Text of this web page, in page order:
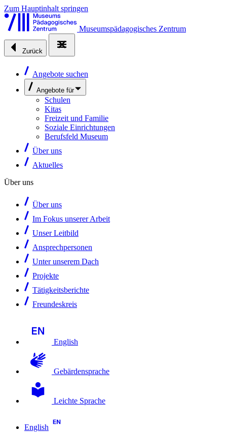
Zum Hauptinhalt springen
Museumspädagogisches Zentrum
Zurück
Angebote suchen
Angebote für
Schulen
Kitas
Freizeit und Familie
Soziale Einrichtungen
Berufsfeld Museum
Über uns
Aktuelles
Über uns
Über uns
Im Fokus unserer Arbeit
Unser Leitbild
Ansprechpersonen
Unter unserem Dach
Projekte
Tätigkeitsberichte
Freundeskreis
English
Gebärdensprache
Leichte Sprache
English